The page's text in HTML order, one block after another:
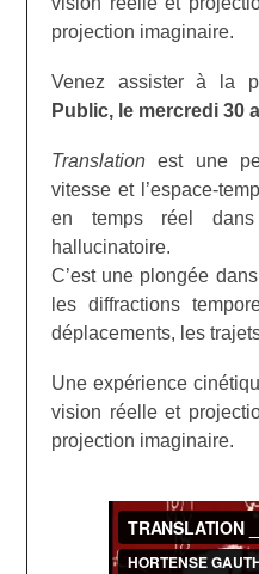
projection imaginaire.
Venez assister à la
Public, le mercredi 30
Translation est une
vitesse et l’espace-
en temps réel
hallucinatoire.
C’est une plongée
les diffractions
déplacements, les
Une expérience
vision réelle et
projection imaginaire.